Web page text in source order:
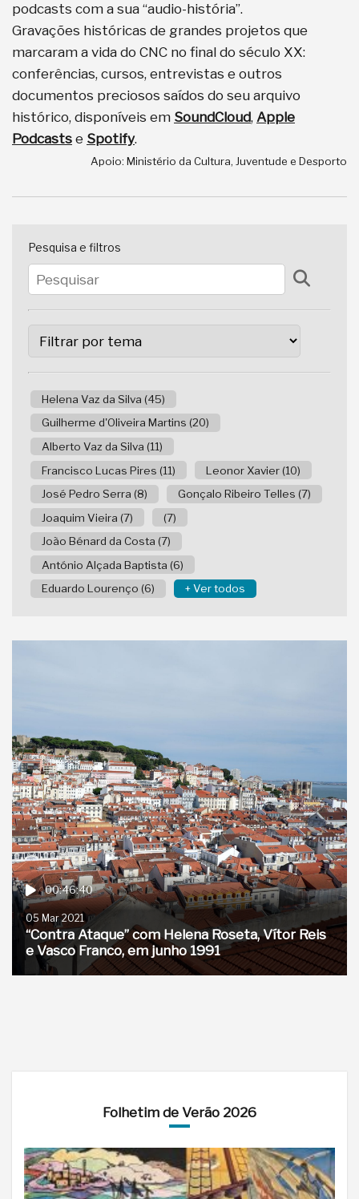
podcasts com a sua “audio-história”.
Gravações históricas de grandes projetos que
marcaram a vida do CNC no final do século XX:
conferências, cursos, entrevistas e outros
documentos preciosos saídos do seu arquivo
histórico, disponíveis em SoundCloud, Apple
Podcasts e Spotify.
Apoio: Ministério da Cultura, Juventude e Desporto
Pesquisa e filtros
Helena Vaz da Silva (45)
Guilherme d'Oliveira Martins (20)
Alberto Vaz da Silva (11)
Francisco Lucas Pires (11)
Leonor Xavier (10)
José Pedro Serra (8)
Gonçalo Ribeiro Telles (7)
Joaquim Vieira (7)
(7)
João Bénard da Costa (7)
António Alçada Baptista (6)
Eduardo Lourenço (6)
+ Ver todos
00:46:40
05 Mar 2021
“Contra Ataque” com Helena Roseta, Vítor Reis
e Vasco Franco, em junho 1991
Folhetim de Verão 2026